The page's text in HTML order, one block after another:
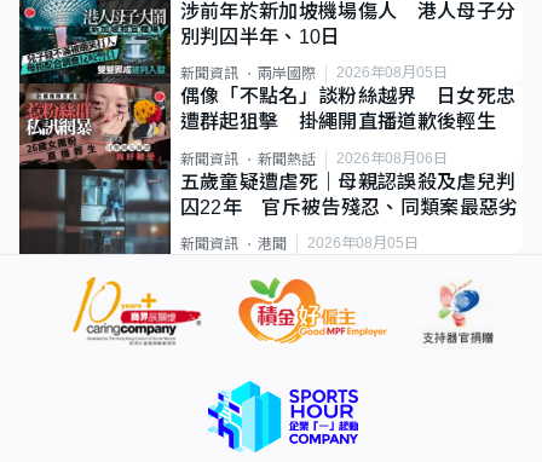
涉前年於新加坡機場傷人 港人母子分
別判囚半年、10日
新聞資訊 兩岸國際 2026年08月05日
偶像「不點名」談粉絲越界 日女死忠
遭群起狙擊 掛繩開直播道歉後輕生
新聞資訊 新聞熱話 2026年08月06日
五歲童疑遭虐死｜母親認誤殺及虐兒判
囚22年 官斥被告殘忍、同類案最惡劣
新聞資訊 港聞 2026年08月05日